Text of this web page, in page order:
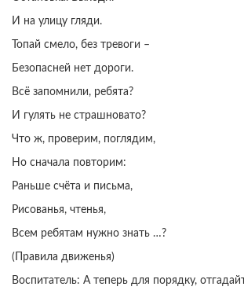
И на улицу гляди.
Топай смело, без тревоги –
Безопасней нет дороги.
Всё запомнили, ребята?
И гулять не страшновато?
Что ж, проверим, поглядим,
Но сначала повторим:
Раньше счёта и письма,
Рисованья, чтенья,
Всем ребятам нужно знать …?
(Правила движенья)
Воспитатель: А теперь для порядку,